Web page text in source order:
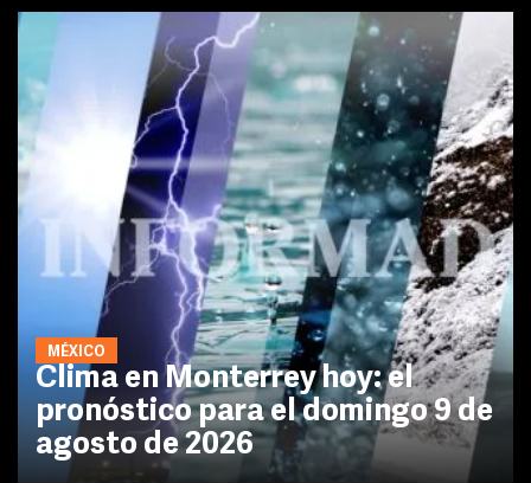
MÉXICO
Clima en Monterrey hoy: el
pronóstico para el domingo 9 de
agosto de 2026